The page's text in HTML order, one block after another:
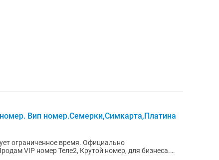
Вип номер.Семерки,Симкарта,Платина
ограниченное время. Официально
VIP номер Теле2, Крутой номер, для бизнеса.